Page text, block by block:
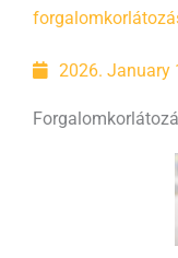
2026. January